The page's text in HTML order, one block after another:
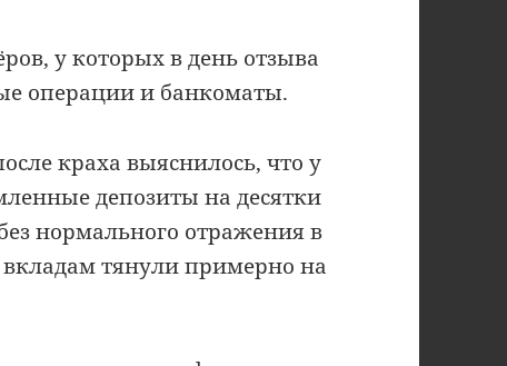
у которых в день отзыва
операции и банкоматы.
краха выяснилось, что у
депозиты на десятки
нормального отражения в
тянули примерно на